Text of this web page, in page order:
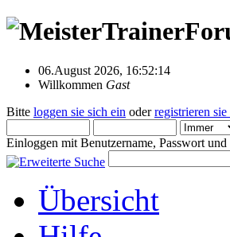
06.August 2026, 16:52:14
Willkommen Gast
Bitte loggen sie sich ein oderregistrieren sie
Einloggen mit Benutzername, Passwort und
Übersicht